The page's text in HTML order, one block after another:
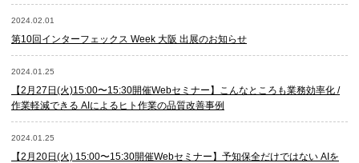
2024.02.01
第10回インターフェックス Week 大阪 出展のお知らせ
2024.01.25
【2月27日(火)15:00〜15:30開催Webセミナー】こんなところも業務効率化 /
作業軽減できる AIによるヒト作業の品質改善事例
2024.01.25
【2月20日(火) 15:00〜15:30開催Webセミナー】予知保全だけではない AIを